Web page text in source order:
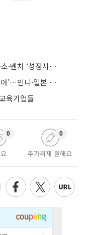
‘창업-도약-재도전’ 연결… 중기부, 중소·벤처 ‘성장사다리’ 짓는다
우즈벡서 보폭 넓히는 비상교육 ‘올비아’…인니·일본 진출 타진
육기업들
0
추가취재 원해요
0